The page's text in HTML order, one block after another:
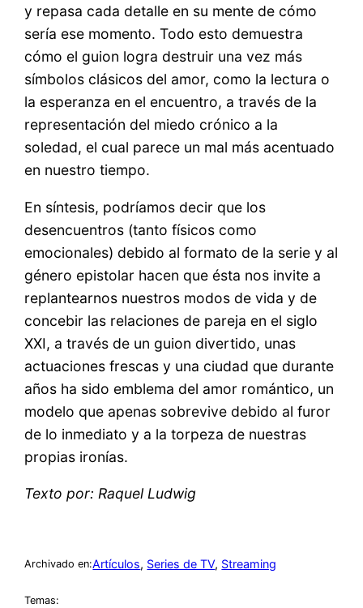
y repasa cada detalle en su mente de cómo
sería ese momento. Todo esto demuestra
cómo el guion logra destruir una vez más
símbolos clásicos del amor, como la lectura o
la esperanza en el encuentro, a través de la
representación del miedo crónico a la
soledad, el cual parece un mal más acentuado
en nuestro tiempo.
En síntesis, podríamos decir que los
desencuentros (tanto físicos como
emocionales) debido al formato de la serie y al
género epistolar hacen que ésta nos invite a
replantearnos nuestros modos de vida y de
concebir las relaciones de pareja en el siglo
XXI, a través de un guion divertido, unas
actuaciones frescas y una ciudad que durante
años ha sido emblema del amor romántico, un
modelo que apenas sobrevive debido al furor
de lo inmediato y a la torpeza de nuestras
propias ironías.
Texto por: Raquel Ludwig
Archivado en:Artículos, Series de TV, Streaming
Temas: